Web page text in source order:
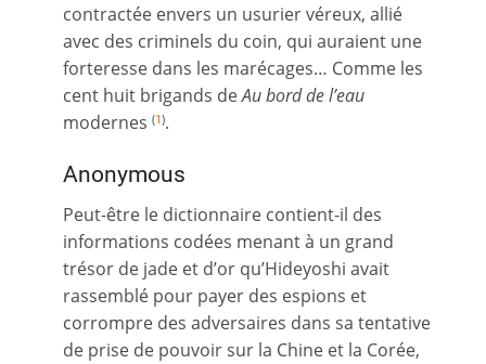
contractée envers un usurier véreux, allié
avec des criminels du coin, qui auraient une
forteresse dans les marécages… Comme les
cent huit brigands deAu bord de l’eau
modernes (1).
Anonymous
Peut-être le dictionnaire contient-il des
informations codées menant à un grand
trésor de jade et d’or qu’Hideyoshi avait
rassemblé pour payer des espions et
corrompre des adversaires dans sa tentative
de prise de pouvoir sur la Chine et la Corée,